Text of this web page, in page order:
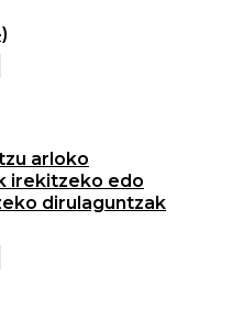
arloko
irekitzeko edo
dirulaguntzak